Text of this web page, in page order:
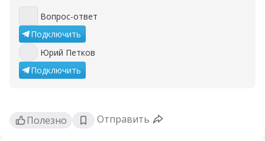
Вопрос-ответ
Вопрос-ответ
Подключить
Юрий Петков
Юрий Петков
Подключить
Полезно Отправить